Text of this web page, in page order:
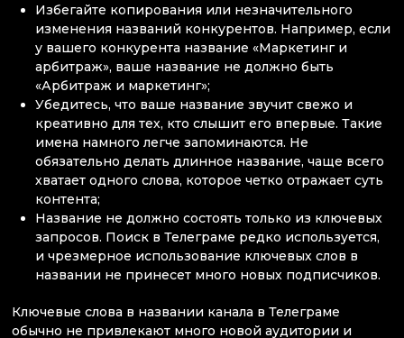
Избегайте копирования или незначительного
изменения названий конкурентов. Например, если
у вашего конкурента название «Маркетинг и
арбитраж», ваше название не должно быть
«Арбитраж и маркетинг»;
Убедитесь, что ваше название звучит свежо и
креативно для тех, кто слышит его впервые. Такие
имена намного легче запоминаются. Не
обязательно делать длинное название, чаще всего
хватает одного слова, которое четко отражает суть
контента;
Название не должно состоять только из ключевых
запросов. Поиск в Телеграме редко используется,
и чрезмерное использование ключевых слов в
названии не принесет много новых подписчиков.
Ключевые слова в названии канала в Телеграме
обычно не привлекают много новой аудитории и